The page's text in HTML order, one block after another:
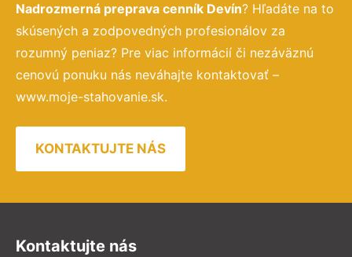
Nadrozmerná preprava cenník Devín? Hľadáte na to
skúsených a zodpovedných profesionálov za
rozumný peniaz? Pre viac informácií či nezáväznú
cenovú ponuku nás neváhajte kontaktovať –
www.moje-stahovanie.sk.
KONTAKTUJTE NÁS
Kontaktujte nás